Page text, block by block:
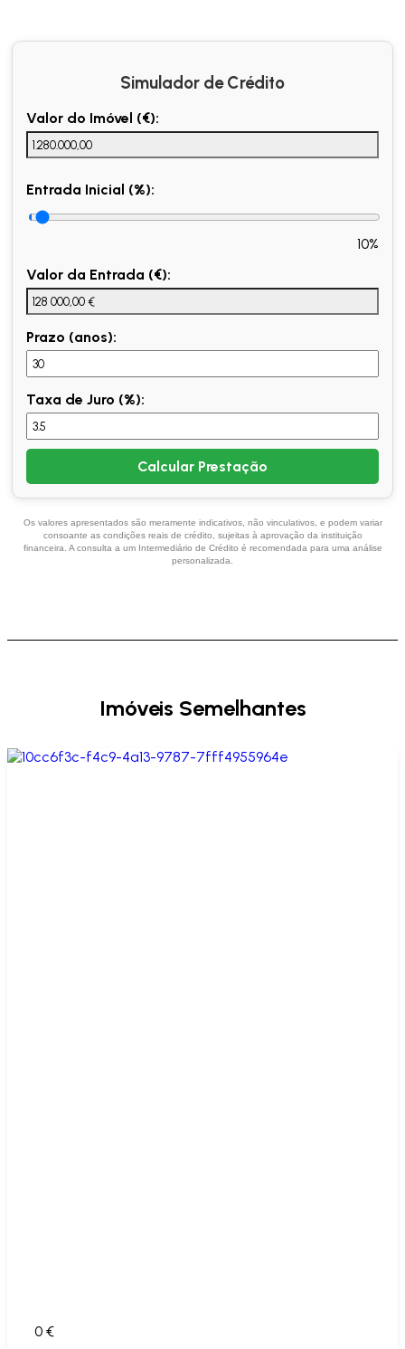
Simulador de Crédito
Valor do Imóvel (€):
Entrada Inicial (%):
10%
Valor da Entrada (€):
Prazo (anos):
Taxa de Juro (%):
Calcular Prestação
Os valores apresentados são meramente indicativos, não vinculativos, e podem variar
consoante as condições reais de crédito, sujeitas à aprovação da instituição
financeira. A consulta a um Intermediário de Crédito é recomendada para uma análise
personalizada.
Imóveis Semelhantes
0 €